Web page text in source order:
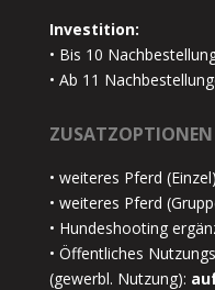
Investition:
• Bis 10
• Ab 11
ZUSATZOPTIONEN
• weiteres Pferd
• weiteres Pferd
• Hundeshooting
• Öffentliches
(gewerbl. Nutzung):